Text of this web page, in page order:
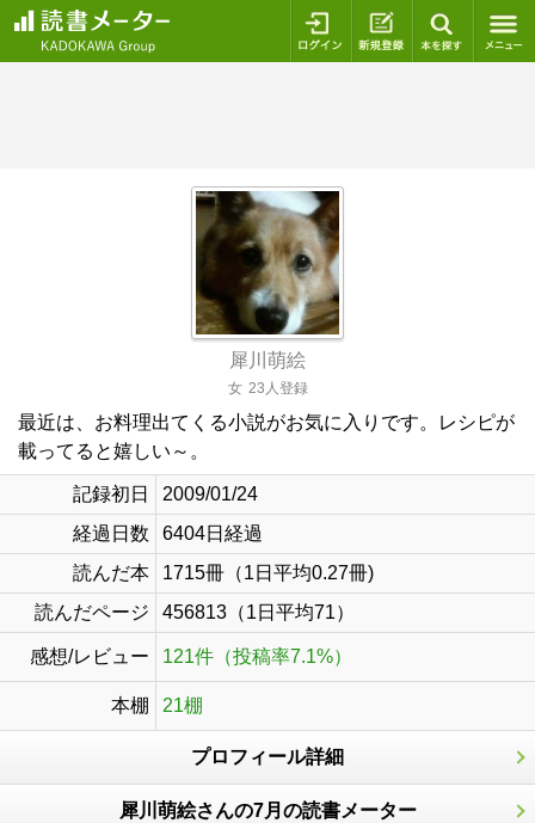
ログイン 新規登録
犀川萌絵
女 23人登録
最近は、お料理出てくる小説がお気に入りです。レシピが
載ってると嬉しい～。
記録初日
2009/01/24
経過日数
6404日経過
読んだ本
1715冊（1日平均0.27冊)
読んだページ
456813（1日平均71）
感想/レビュー 121件（投稿率7.1%）
本棚 21棚
プロフィール詳細
犀川萌絵さんの7月の読書メーター